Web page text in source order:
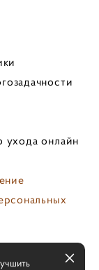
ухода онлайн